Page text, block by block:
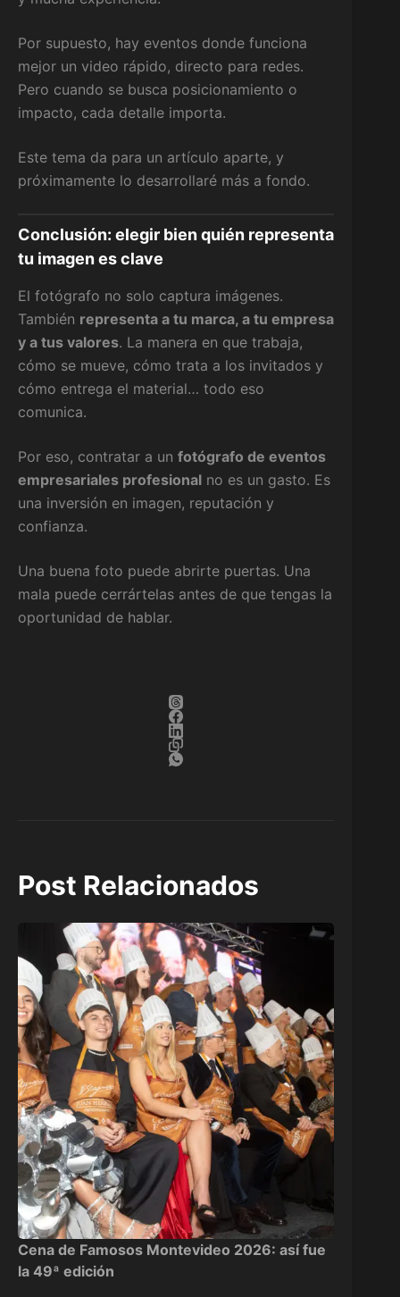
Por supuesto, hay eventos donde funciona
mejor un video rápido, directo para redes.
Pero cuando se busca posicionamiento o
impacto, cada detalle importa.
Este tema da para un artículo aparte, y
próximamente lo desarrollaré más a fondo.
Conclusión: elegir bien quién representa
tu imagen es clave
El fotógrafo no solo captura imágenes.
También representa a tu marca, a tu empresa
y a tus valores. La manera en que trabaja,
cómo se mueve, cómo trata a los invitados y
cómo entrega el material… todo eso
comunica.
Por eso, contratar a un fotógrafo de eventos
empresariales profesional no es un gasto. Es
una inversión en imagen, reputación y
confianza.
Una buena foto puede abrirte puertas. Una
mala puede cerrártelas antes de que tengas la
oportunidad de hablar.
Post Relacionados
Cena de Famosos Montevideo 2026: así fue
la 49ª edición